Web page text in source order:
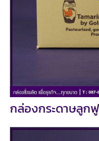
กล่องกระดาษลูก